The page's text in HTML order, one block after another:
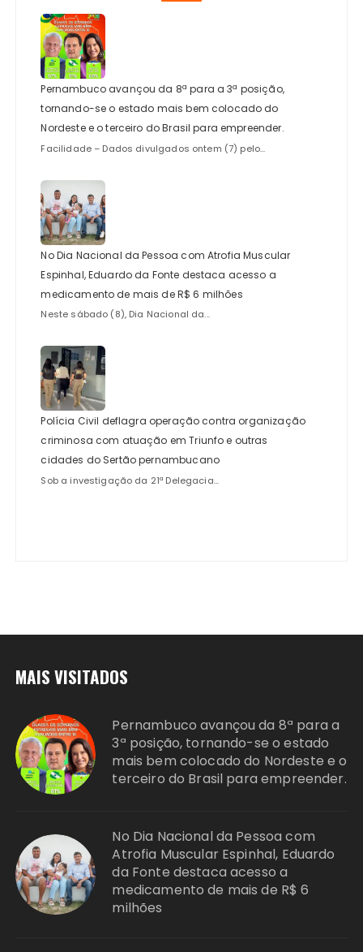
Pernambuco avançou da 8ª para a 3ª posição,
tornando-se o estado mais bem colocado do
Nordeste e o terceiro do Brasil para empreender.
Facilidade – Dados divulgados ontem (7) pelo...
No Dia Nacional da Pessoa com Atrofia Muscular
Espinhal, Eduardo da Fonte destaca acesso a
medicamento de mais de R$ 6 milhões
Neste sábado (8), Dia Nacional da...
Polícia Civil deflagra operação contra organização
criminosa com atuação em Triunfo e outras
cidades do Sertão pernambucano
Sob a investigação da 21ª Delegacia...
MAIS VISITADOS
Pernambuco avançou da 8ª para a
3ª posição, tornando-se o estado
mais bem colocado do Nordeste e o
terceiro do Brasil para empreender.
No Dia Nacional da Pessoa com
Atrofia Muscular Espinhal, Eduardo
da Fonte destaca acesso a
medicamento de mais de R$ 6
milhões